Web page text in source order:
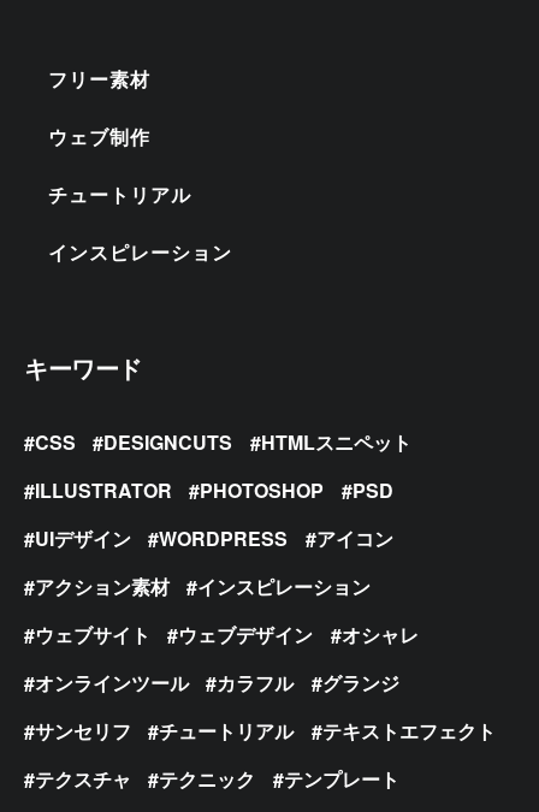
フリー素材
ウェブ制作
チュートリアル
インスピレーション
キーワード
CSS DESIGNCUTS
HTMLスニペット
ILLUSTRATOR
PHOTOSHOP
PSD
UIデザイン
WORDPRESS
アイコン
アクション素材
インスピレーション
ウェブサイト
ウェブデザイン
オシャレ
オンラインツール
カラフル
グランジ
サンセリフ
チュートリアル
テキストエフェクト
テクスチャ
テクニック
テンプレート